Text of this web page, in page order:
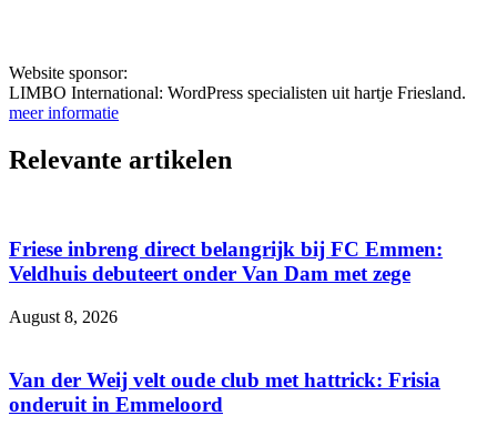
Website sponsor:
LIMBO International: WordPress specialisten uit hartje Friesland.
meer informatie
Relevante artikelen
Friese inbreng direct belangrijk bij FC Emmen:
Veldhuis debuteert onder Van Dam met zege
August 8, 2026
Van der Weij velt oude club met hattrick: Frisia
onderuit in Emmeloord